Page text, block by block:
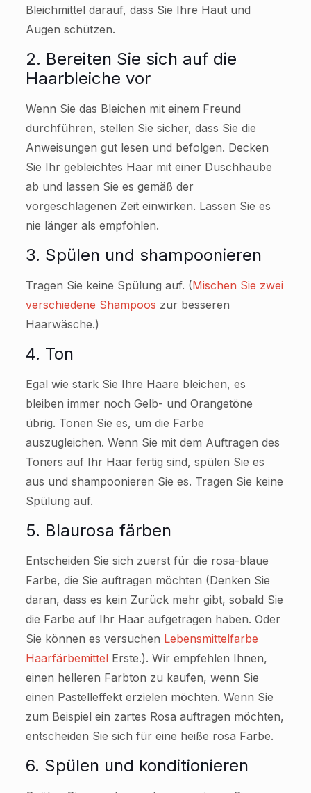
Bleichmittel darauf, dass Sie Ihre Haut und
Augen schützen.
2. Bereiten Sie sich auf die
Haarbleiche vor
Wenn Sie das Bleichen mit einem Freund
durchführen, stellen Sie sicher, dass Sie die
Anweisungen gut lesen und befolgen. Decken
Sie Ihr gebleichtes Haar mit einer Duschhaube
ab und lassen Sie es gemäß der
vorgeschlagenen Zeit einwirken. Lassen Sie es
nie länger als empfohlen.
3. Spülen und shampoonieren
Tragen Sie keine Spülung auf. (Mischen Sie zwei
verschiedene Shampoos zur besseren
Haarwäsche.)
4. Ton
Egal wie stark Sie Ihre Haare bleichen, es
bleiben immer noch Gelb- und Orangetöne
übrig. Tonen Sie es, um die Farbe
auszugleichen. Wenn Sie mit dem Auftragen des
Toners auf Ihr Haar fertig sind, spülen Sie es
aus und shampoonieren Sie es. Tragen Sie keine
Spülung auf.
5. Blaurosa färben
Entscheiden Sie sich zuerst für die rosa-blaue
Farbe, die Sie auftragen möchten (Denken Sie
daran, dass es kein Zurück mehr gibt, sobald Sie
die Farbe auf Ihr Haar aufgetragen haben. Oder
Sie können es versuchen Lebensmittelfarbe
HaarfärbemittelErste.). Wir empfehlen Ihnen,
einen helleren Farbton zu kaufen, wenn Sie
einen Pastelleffekt erzielen möchten. Wenn Sie
zum Beispiel ein zartes Rosa auftragen möchten,
entscheiden Sie sich für eine heiße rosa Farbe.
6. Spülen und konditionieren